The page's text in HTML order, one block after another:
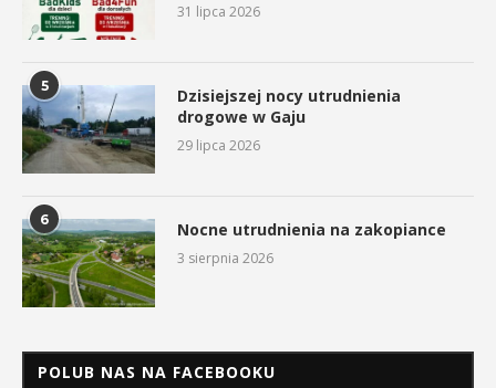
31 lipca 2026
5
Dzisiejszej nocy utrudnienia
drogowe w Gaju
29 lipca 2026
6 Nocne utrudnienia na zakopiance
3 sierpnia 2026
POLUB NAS NA FACEBOOKU